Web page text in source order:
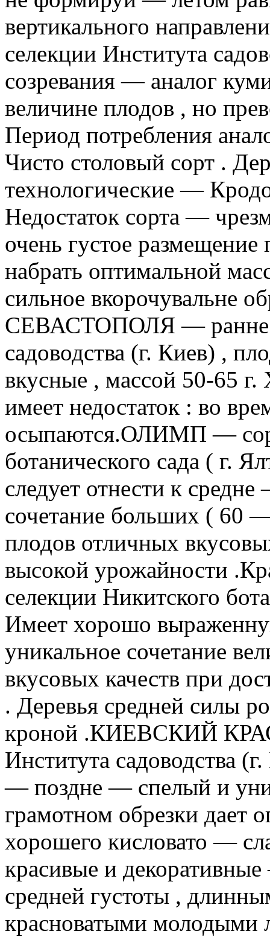
вертикального
селекции Института
созревания — аналог
величине плодов , но
Период потребления
Чисто столовый сорт .
технологические —
Недостаток сорта —
очень густое
набрать оптимальной
сильное вкорочувальне
СЕВАСТОПОЛЯ — ранне
садоводства (г. Киев) ,
вкусные , массой 50-65
имеет недостаток : во
осыпаются.ОЛИМП —
ботанического сада ( г.
следует отнести к
сочетание больших ( 60
плодов отличных
высокой урожайности
селекции Никитского
Имеет хорошо
уникальное сочетание
вкусовых качеств при
. Деревья средней силы
кроной .КИЕВСКИЙ
Института садоводства
— поздне — спелый и
грамотном обрезки дает
хорошего кисловато —
красивые и
средней густоты ,
красноватыми молодыми